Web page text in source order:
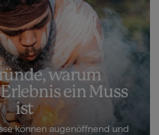
warum
ein Muss
ist
können augenöffnend und